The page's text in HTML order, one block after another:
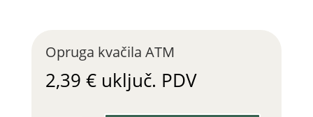
Opruga kvačila ATM
2,39 € uključ. PDV